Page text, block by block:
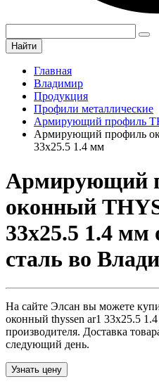
Найти
Главная
Владимир
Продукция
Профили металлические
Армирующий профиль
Армирующий профиль
33х25.5 1.4 мм
Армирующий
оконный
33х25.5 1.4 мм
сталь во
На сайте Элсан вы можете
оконный thyssen ar1 33х25.5
производителя. Доставка
следующий день.
Узнать цену